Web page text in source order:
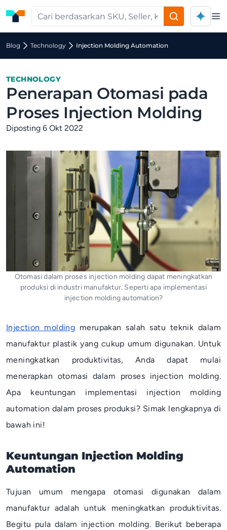
Blog Technology Injection Molding Automation
TECHNOLOGY
Penerapan Otomasi pada
Proses Injection Molding
Diposting 6 Okt 2022
Otomasi dalam proses injection molding dapat meningkatkan
produksi di industri manufaktur. Seperti apa implementasi
injection molding automation?
Injection molding merupakan salah satu teknik dalam
manufaktur plastik yang cukup umum digunakan. Untuk
meningkatkan produktivitas, Anda dapat mulai
menerapkan otomasi dalam proses injection molding.
Apa keuntungan implementasi injection molding
automation dalam proses produksi? Simak lengkapnya di
bawah ini!
Keuntungan Injection Molding
Automation
Tujuan umum mengapa otomasi digunakan dalam
manufaktur adalah untuk meningkatkan produktivitas.
Begitu pula dalam injection molding. Berikut beberapa